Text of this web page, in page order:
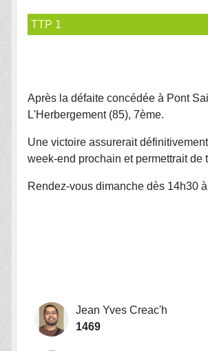
TTP 1
Après la défaite concédée à Pont
L'Herbergement (85), 7ème.
Une victoire assurerait
week-end prochain et permettrait de
Rendez-vous dimanche dès 14h30
Jean Yves Creac'h
1469